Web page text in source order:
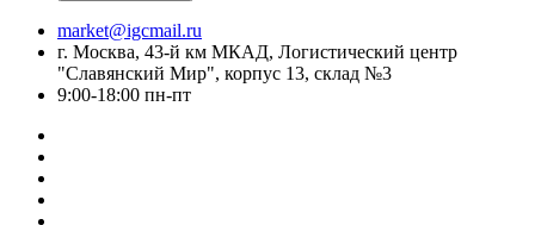
market@igcmail.ru
г. Москва, 43-й км МКАД, Логистический центр
"Славянский Мир", корпус 13, склад №3
9:00-18:00 пн-пт